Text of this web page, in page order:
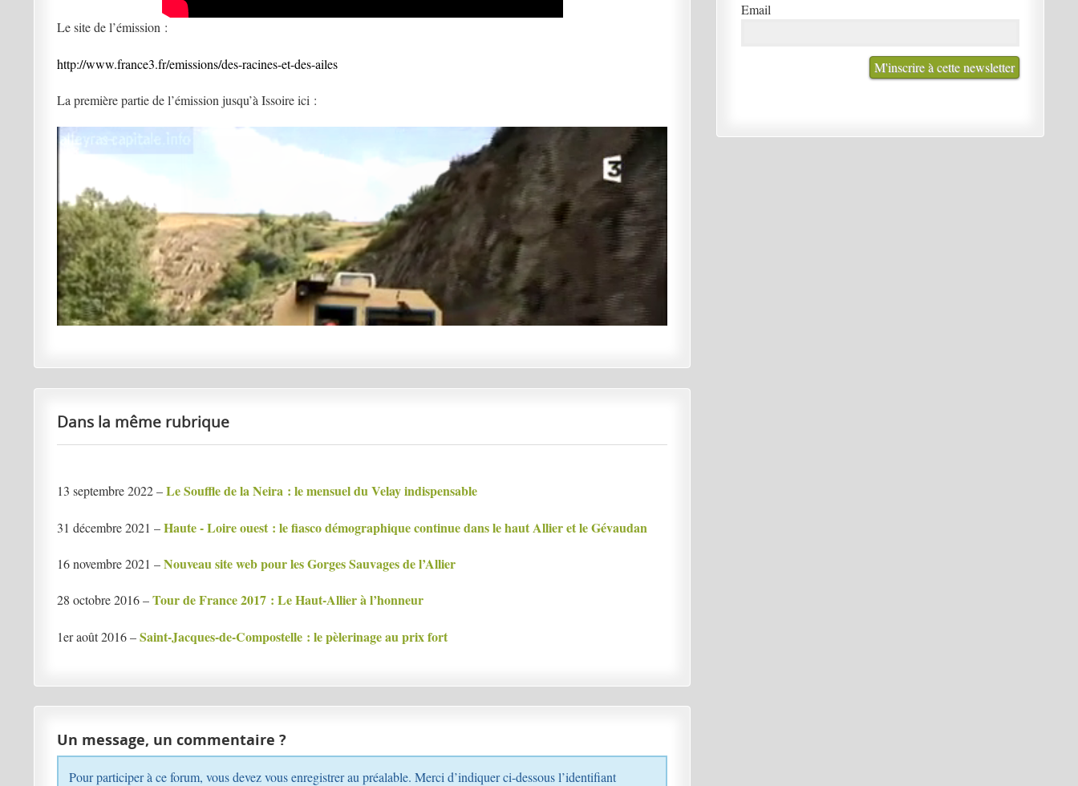
Le site de l’émission :
http://www.france3.fr/emissions/des-racines-et-des-ailes
La première partie de l’émission jusqu’à Issoire ici :
Dans la même rubrique
13 septembre 2022 –Le Souffle de la Neira : le mensuel du Velay indispensable
31 décembre 2021 –Haute - Loire ouest : le fiasco démographique continue dans le haut Allier et le Gévaudan
16 novembre 2021 –Nouveau site web pour les Gorges Sauvages de l’Allier
28 octobre 2016 –Tour de France 2017 : Le Haut-Allier à l’honneur
1er août 2016 –Saint-Jacques-de-Compostelle : le pèlerinage au prix fort
Un message, un commentaire ?
Pour participer à ce forum, vous devez vous enregistrer au préalable. Merci d’indiquer ci-dessous l’identifiant
Email